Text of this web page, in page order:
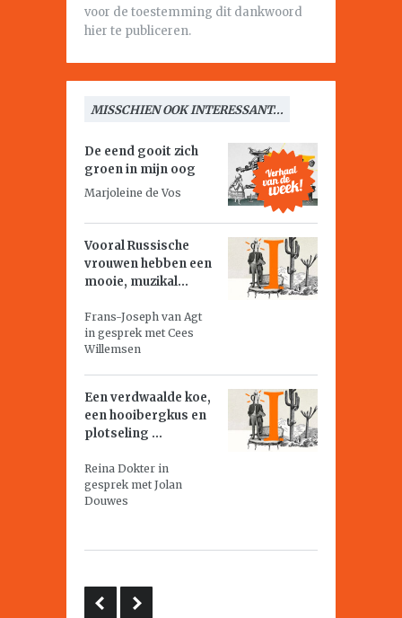
voor de toestemming dit dankwoord
hier te publiceren.
MISSCHIEN OOK INTERESSANT...
De eend gooit zich
groen in mijn oog
Marjoleine de Vos
Vooral Russische
vrouwen hebben een
mooie, muzikal...
Frans-Joseph van Agt
in gesprek met Cees
Willemsen
Een verdwaalde koe,
een hooibergkus en
plotseling ...
Reina Dokter in
gesprek met Jolan
Douwes